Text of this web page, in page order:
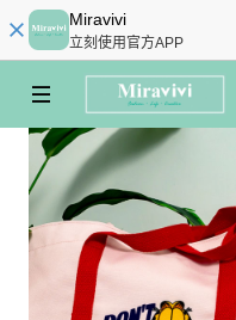
Miravivi
立刻使用官方APP